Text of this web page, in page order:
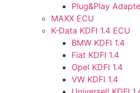
Plug&Play
MAXX ECU
K-Data KDFI 1.4 ECU
BMW KDFI 1.4
Fiat KDFI 1.4
Opel KDFI 1.4
VW KDFI 1.4